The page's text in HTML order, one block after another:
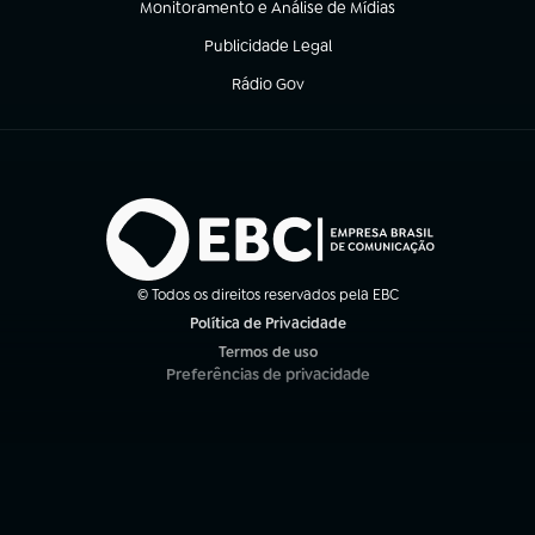
Monitoramento e Análise de Mídias
(abre em nova aba)
Publicidade Legal
(abre em nova aba)
Rádio Gov
(abre em nova aba)
© Todos os direitos reservados pela EBC
Política de Privacidade
Termos de uso
(abre em nova aba)
Preferências de privacidade